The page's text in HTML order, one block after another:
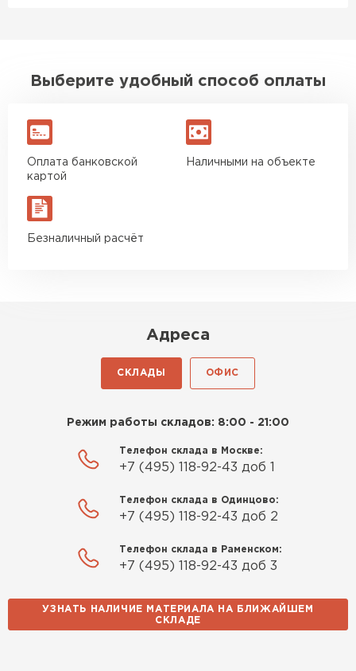
Выберите удобный способ оплаты
Оплата банковской
картой
Наличными на объекте
Безналичный расчёт
Адреса
СКЛАДЫ ОФИС
Режим работы складов: 8:00 - 21:00
Телефон склада в Москве:
+7 (495) 118-92-43 доб 1
Телефон склада в Одинцово:
+7 (495) 118-92-43 доб 2
Телефон склада в Раменском:
+7 (495) 118-92-43 доб 3
УЗНАТЬ НАЛИЧИЕ МАТЕРИАЛА НА БЛИЖАЙШЕМ
СКЛАДЕ